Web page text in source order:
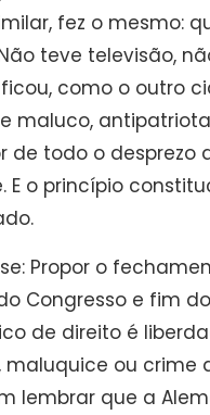
fez o mesmo:
teve televisão,
como o outro
maluco,
de todo o desprezo
E o princípio
Propor o
Congresso e fim
de direito é
maluquice ou crime
lembrar que a